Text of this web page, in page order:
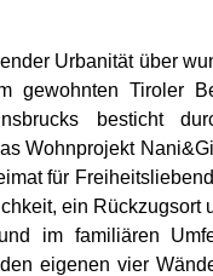
Urbanität über
gewohnten Tiroler
besticht
Wohnprojekt
für
ein Rückzugsort
im familiären
eigenen vier